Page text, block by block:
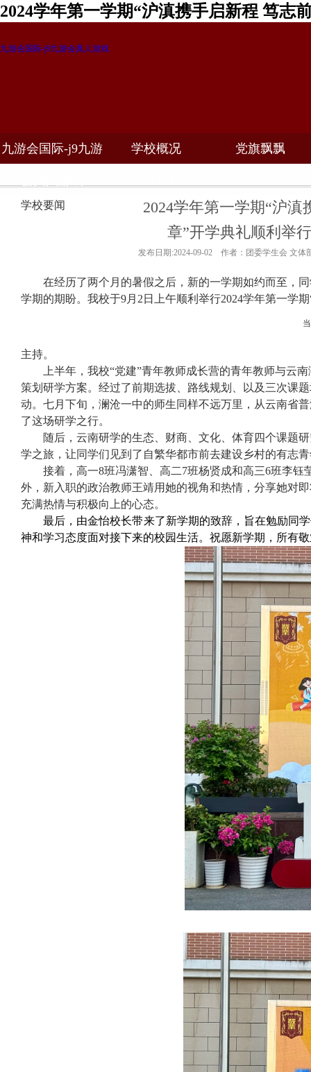
2024学年第一学期“沪滇携手启新程 笃志
九游会国际-j9九游会真人游戏
九游会国际-j9九游 学校概况 党旗飘飘
学校要闻
2024学年第一学期“沪
章”开学典礼顺利举行
发布日期:2024-09-02 作者：团委学生会 文体
在经历了两个月的暑假之后，新的一学期如约而至，
学期的期盼。我校于9月 2 日上午顺利举行2024学年第一学
主持。
上半年，我校“党建”青年教师成长营的青年教师与云
策划研学方案。 经过了前期选拔、路线规划、以及三次课
动。七月下旬，澜沧一中的师生同样不远万里，从云南省
了这场研学之行。
随后，云南研学的生态、财商、文化、体育四个课题
学之旅，让同学们 见到了自繁华都市前去建设乡村的有志
接着，高一8班冯潇智、高二7班杨贤成和高三6班李钰
外，新入职的政治教师王靖用她的视角和热情，分享她对
充满热情与积极向上的心态。
最后 ， 由金怡校长带来了新学期的致辞 ， 旨在勉励同
神和学习态度面对接下来的校园生活。 祝愿新学期 ， 所有